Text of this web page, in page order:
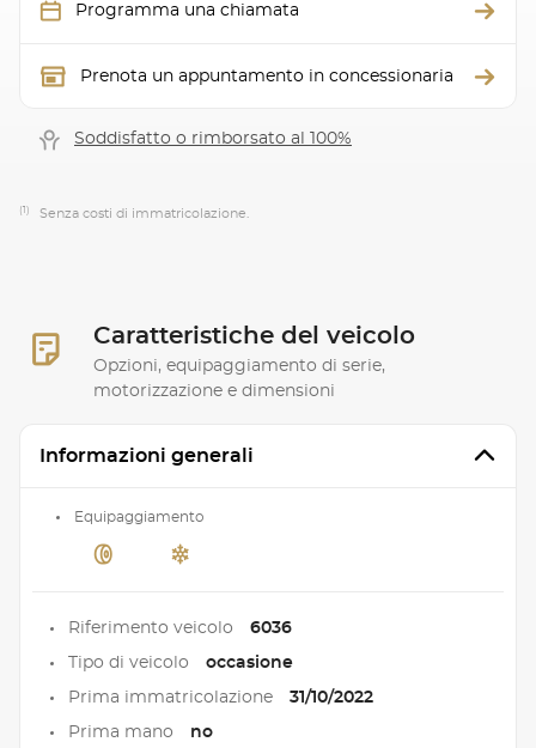
Programma una chiamata
Prenota un appuntamento in concessionaria
Soddisfatto o rimborsato al 100%
(1) Senza costi di immatricolazione.
Caratteristiche del veicolo
Opzioni, equipaggiamento di serie,
motorizzazione e dimensioni
Informazioni generali
Equipaggiamento
Riferimento veicolo 6036
Tipo di veicolo occasione
Prima immatricolazione 31/10/2022
Prima mano no